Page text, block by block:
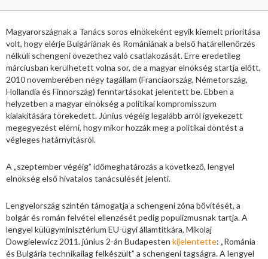
Magyarországnak a Tanács soros elnökeként egyik kiemelt prioritása
volt, hogy elérje Bulgáriának és Romániának a belső határellenőrzés
nélküli schengeni övezethez való csatlakozását. Erre eredetileg
márciusban kerülhetett volna sor, de a magyar elnökség startja előtt,
2010 novemberében négy tagállam (Franciaország, Németország,
Hollandia és Finnország) fenntartásokat jelentett be. Ebben a
helyzetben a magyar elnökség a politikai kompromisszum
kialakítására törekedett. Június végéig legalább arról igyekezett
megegyezést elérni, hogy mikor hozzák meg a politikai döntést a
végleges határnyitásról.
A „szeptember végéig” időmeghatározás a következő, lengyel
elnökség első hivatalos tanácsülését jelenti.
Lengyelország szintén támogatja a schengeni zóna bővítését, a
bolgár és román felvétel ellenzését pedig populizmusnak tartja. A
lengyel külügyminisztérium EU-ügyi államtitkára, Mikolaj
Dowgielewicz 2011. június 2-án Budapesten kijelentette: „Románia
és Bulgária technikailag felkészült” a schengeni tagságra. A lengyel